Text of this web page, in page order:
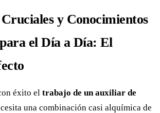
y Conocimientos
el Día a Día: El
éxito el trabajo de un auxiliar de
una combinación casi alquímica de